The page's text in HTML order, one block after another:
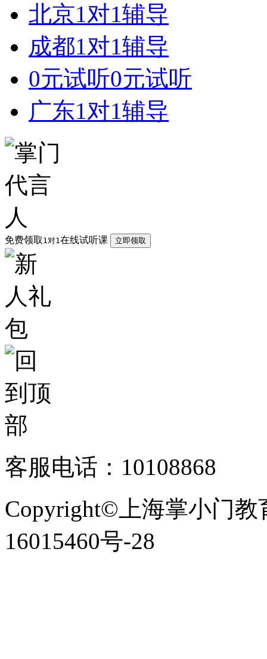
北京1对1辅导
成都1对1辅导
0元试听0元试听
广东1对1辅导
免费领取 1对1在线试听课 立即领取
客服电话：10108868
Copyright©上海掌小门教
16015460号-28